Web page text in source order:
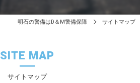
明石の警備はD＆M警備保障 サイトマップ
サイトマップ
SITE MAP